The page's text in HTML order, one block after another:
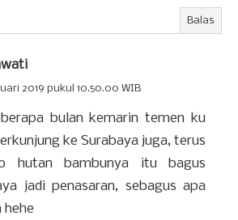
Balas
2019 pukul 10.50.00 WIB
bulan kemarin temen ku
ke Surabaya juga, terus
hutan bambunya itu bagus
jadi penasaran, sebagus apa